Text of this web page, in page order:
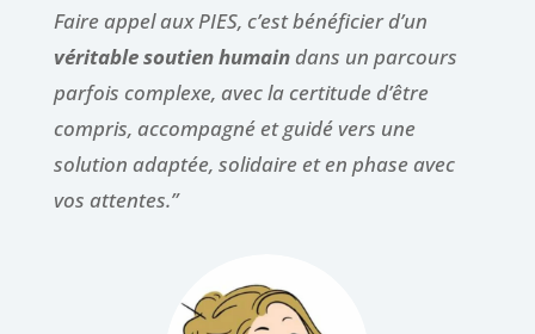
Faire appel aux PIES, c’est bénéficier d’un
véritable soutien humaindans un parcours
parfois complexe, avec la certitude d’être
compris, accompagné et guidé vers une
solution adaptée, solidaire et en phase avec
vos attentes.”